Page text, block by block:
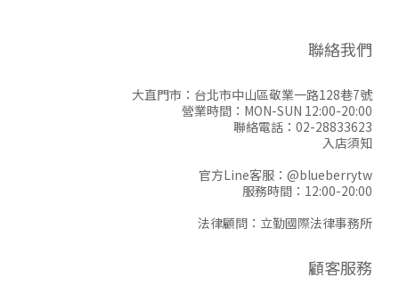
聯絡我們
大直門市：台北市中山區敬業一路128巷7號
營業時間：MON-SUN 12:00-20:00
聯絡電話：02-28833623
入店須知
官方Line客服： @blueberrytw
服務時間：12:00-20:00
法律顧問：立勤國際法律事務所
顧客服務